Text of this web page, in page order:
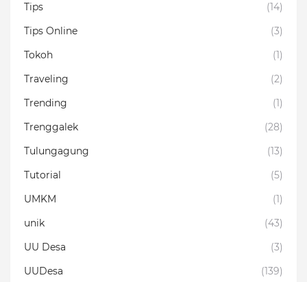
Tips
(14)
Tips Online
(3)
Tokoh
(1)
Traveling
(2)
Trending
(1)
Trenggalek
(28)
Tulungagung
(13)
Tutorial
(5)
UMKM
(1)
unik
(43)
UU Desa
(3)
UUDesa
(139)